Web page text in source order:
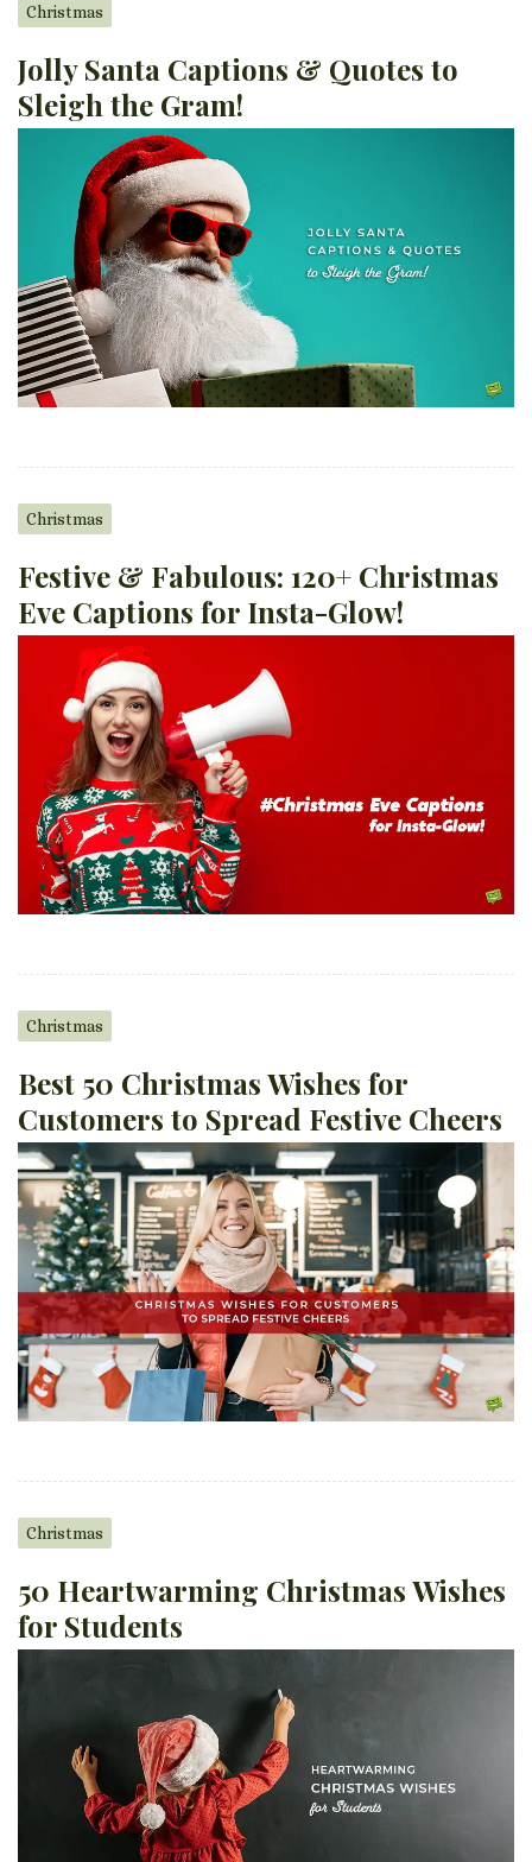
Christmas
Jolly Santa Captions & Quotes to
Sleigh the Gram!
Christmas
Festive & Fabulous: 120+ Christmas
Eve Captions for Insta-Glow!
Christmas
Best 50 Christmas Wishes for
Customers to Spread Festive Cheers
Christmas
50 Heartwarming Christmas Wishes
for Students